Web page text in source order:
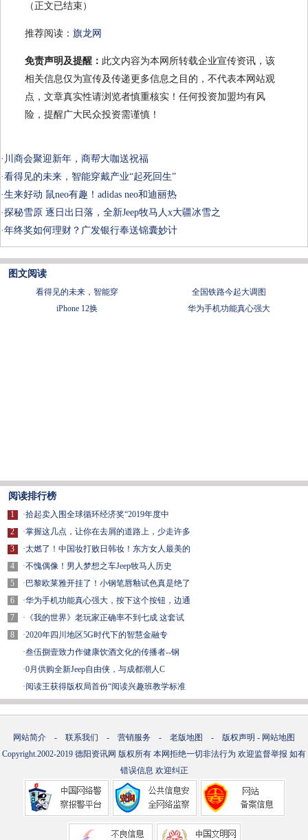
（正文已结束）
推荐阅读： 旗龙网
免责声明及提醒： 此文内容为本网所转载企业宣传资讯，该
相关信息仅为宣传及传递更多信息之目的，不代表本网站观
点，文章真实性请浏览者慎重核实！任何投资加盟均有风
险，提醒广大民众投资需谨慎！
· 川商会聚迎新年，商帮大咖送祝福
·看得见的未来，智能穿戴产业“起死回生”
·生来好动 鼠neo有趣！adidas neo和迪丽热
·探秘雪原 逐日出日落，全新Jeep牧马人x大疆冰雪之
·年终奖如何理财？广发银行奉送锦囊妙计
图文阅读
看得见的未来，智能穿
全国铁路今起大调图
iPhone 12换
华为手机功能真心强大
阅读排行榜
1
2
3
4
5
6
7
8
·拾起卖入围全球循环经济奖“2019年度中
·掌握这几点，让你在去屑的道路上，少走许多
·太燃了！中国妆打败日韩妆！东方女人最美的
·不愧偶像！男人梦想之车Jeep牧马人历史
· 巴黎欧莱雅开挂了！小钢笔唇釉试色真是绝了
·华为手机功能真心强大，按下这个按钮，边通
· 《我的世界》老玩家正确率不到七成 这套试
·2020年四川地区5G时代下的智慧金融专
·叁伍捌壹致力作健康饮酒文化的传播者--钢
·0月供购全新Jeep自由侠，与成都潮人C
·阅读王获得版权局首份“阅读兴趣班教学标准
网站简介 - 联系我们 - 营销服务 - 老版地图 - 版权声明 - 网站地图
Copyright.2002-2019 德阳资讯网 版权所有 本网拒绝一切非法行为 欢迎监督举报 如有
错误信息 欢迎纠正